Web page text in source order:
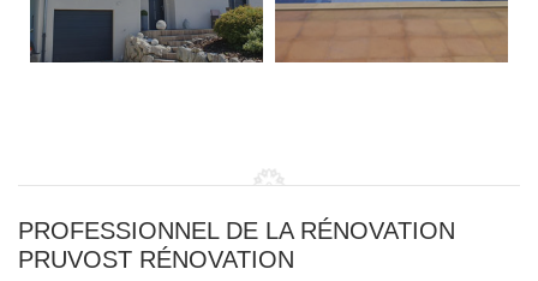
PROFESSIONNEL DE LA RÉNOVATION
PRUVOST RÉNOVATION